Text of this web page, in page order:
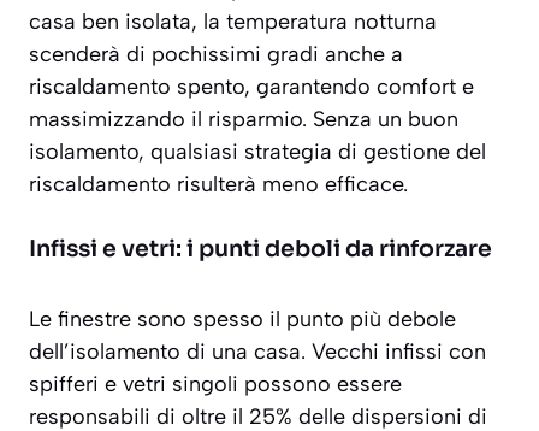
casa ben isolata, la temperatura notturna
scenderà di pochissimi gradi anche a
riscaldamento spento, garantendo comfort e
massimizzando il risparmio. Senza un buon
isolamento, qualsiasi strategia di gestione del
riscaldamento risulterà meno efficace.
Infissi e vetri: i punti deboli da rinforzare
Le finestre sono spesso il punto più debole
dell’isolamento di una casa. Vecchi infissi con
spifferi e vetri singoli possono essere
responsabili di oltre il 25% delle dispersioni di